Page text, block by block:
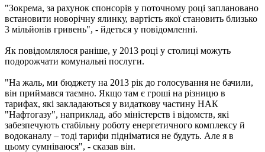
"Зокрема, за рахунок спонсорів у поточному році заплановано
встановити новорічну ялинку, вартість якої становить близько
3 мільйонів гривень", - йдеться у повідомленні.
Як повідомлялося раніше, у 2013 році у столиці можуть
подорожчати комунальні послуги.
"На жаль, ми бюджету на 2013 рік до голосування не бачили,
він приймався таємно. Якщо там є гроші на різницю в
тарифах, які закладаються у видаткову частину НАК
"Нафтогазу", наприклад, або міністерств і відомств, які
забезпечують стабільну роботу енергетичного комплексу й
водоканалу – тоді тарифи підніматися не будуть. Але я в
цьому сумніваюся", - сказав він.